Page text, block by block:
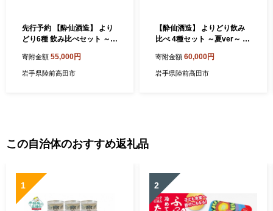
先行予約 【酔仙酒造】 より
どり6種 飲み比べセット ～冬
み比べ 晩酌 岩手県 陸前高田
市 】 RT742
寄附金額 55,000円
岩手県陸前高田市
【酔仙酒造】 よりどり飲み
比べ 4種セット ～夏ver～ 【
酌 岩手県 陸前高田市 】 RT7
45
寄附金額 60,000円
岩手県陸前高田市
この自治体のおすすめ返礼品
1 2